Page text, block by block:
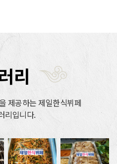
리
제공하는 제일한식뷔페
리입니다.